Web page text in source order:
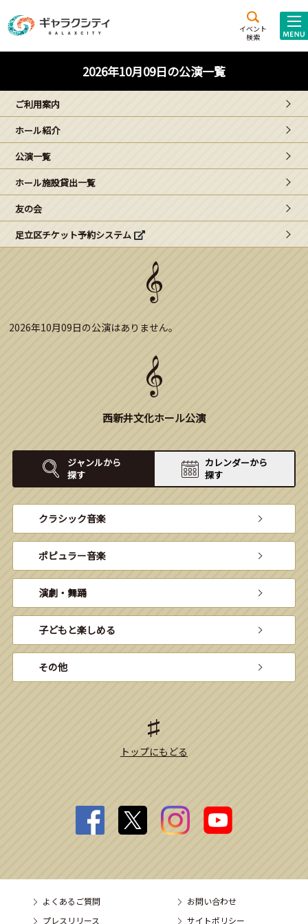
イベント
検索
施設案内
西新井
文化ホール
ギャラクシティとは
こどもみーてぃんぐ
Gがくえん
ブランドからのお知らせ
2026年10月09日の公演一覧
ご利用案内
ホール紹介
公演一覧
ホール施設貸出一覧
友の会
足立区チケット予約システム
2026年10月09日の公演はありません。
西新井文化ホール公演
ジャンルから
探す
カレンダーから
探す
クラシック音楽
ポピュラー音楽
演劇・舞踊
子どもと楽しめる
その他
トップにもどる
よくあるご質問
お問い合わせ
プレスリリース
サイトポリシー